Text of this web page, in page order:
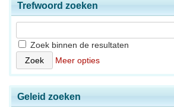
Trefwoord zoeken
Zoek binnen de resultaten
Meer opties
Geleid zoeken